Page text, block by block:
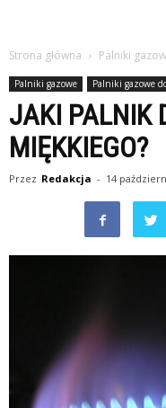
Strona główna Palniki
Palniki gazowe Palniki gazowe
JAKI PALNIK
MIĘKKIEGO?
Przez Redakcja - 14